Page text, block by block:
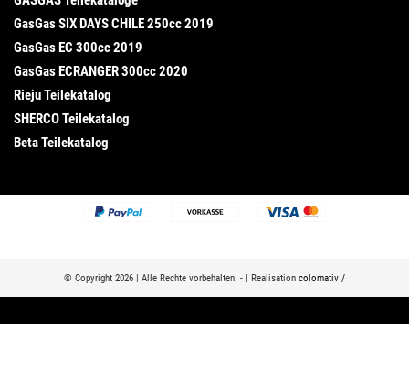
GasGas SIX DAYS CHILE 250cc 2019
GasGas EC 300cc 2019
GasGas ECRANGER 300cc 2020
Rieju Teilekatalog
SHERCO Teilekatalog
Beta Teilekatalog
© Copyright 2026 | Alle Rechte vorbehalten. - | Realisation colornativ /